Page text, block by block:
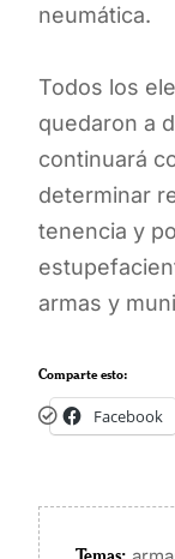
neumática.
Todos los
quedaron a
continuará
determinar
tenencia y
armas y
Comparte esto:
Facebook